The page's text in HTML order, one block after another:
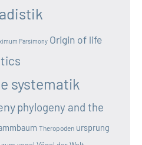
Parsimony Origin of life
systematik
phylogeny and the
Theropoden ursprung